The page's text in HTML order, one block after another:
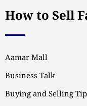
How to Sell
Aamar Mall
Business Talk
Buying and Selling